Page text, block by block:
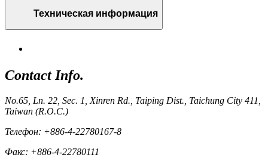
Техническая информация
Contact Info.
No.65, Ln. 22, Sec. 1, Xinren Rd., Taiping Dist., Taichung City 411,
Taiwan (R.O.C.)
Телефон: +886-4-22780167-8
Факс: +886-4-22780111